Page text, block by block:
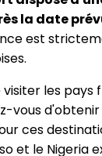
la date
est
visiter les
vous
ces
et le Nigeria